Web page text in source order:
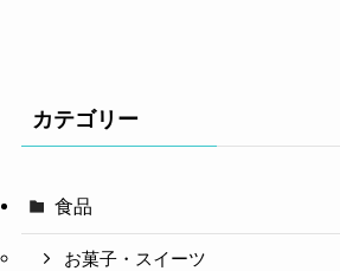
カテゴリー
食品
お菓子・スイーツ